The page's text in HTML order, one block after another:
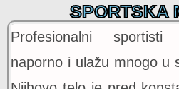
SPORTSKA
Profesionalni
naporno i ulažu mnogo u